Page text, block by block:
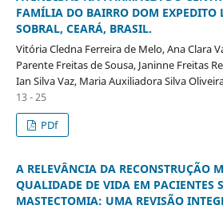
FAMÍLIA DO BAIRRO DOM EXPEDITO
SOBRAL, CEARÁ, BRASIL.
Vitória Cledna Ferreira de Melo, Ana Clara
Parente Freitas de Sousa, Janinne Freitas
Ian Silva Vaz, Maria Auxiliadora Silva
13 - 25
PDf
A RELEVÂNCIA DA RECONSTRUÇÃO
QUALIDADE DE VIDA EM PACIENTES
MASTECTOMIA: UMA REVISÃO